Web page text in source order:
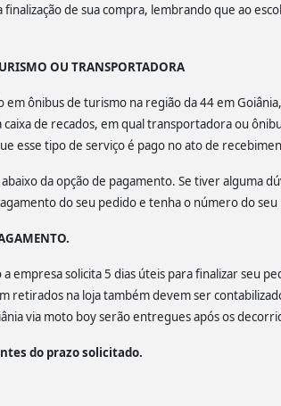
finalização de sua compra, lembrando que ao
OU TRANSPORTADORA
em ônibus de turismo na região da 44 em
de recados, em qual transportadora ou
esse tipo de serviço é pago no ato de
abaixo da opção de pagamento. Se tiver alguma
do seu pedido e tenha o número do
empresa solicita 5 dias úteis para finalizar seu
retirados na loja também devem ser
via moto boy serão entregues após os
do prazo solicitado.